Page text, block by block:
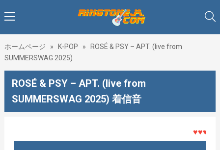
ホームページ » K-POP »
ROSÉ & PSY – APT. (live from
SUMMERSWAG 2025)
ROSÉ & PSY – APT. (live from
SUMMERSWAG 2025) 着信音
♥♥♥着メ